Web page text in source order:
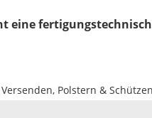
eine
Polstern & Schützen